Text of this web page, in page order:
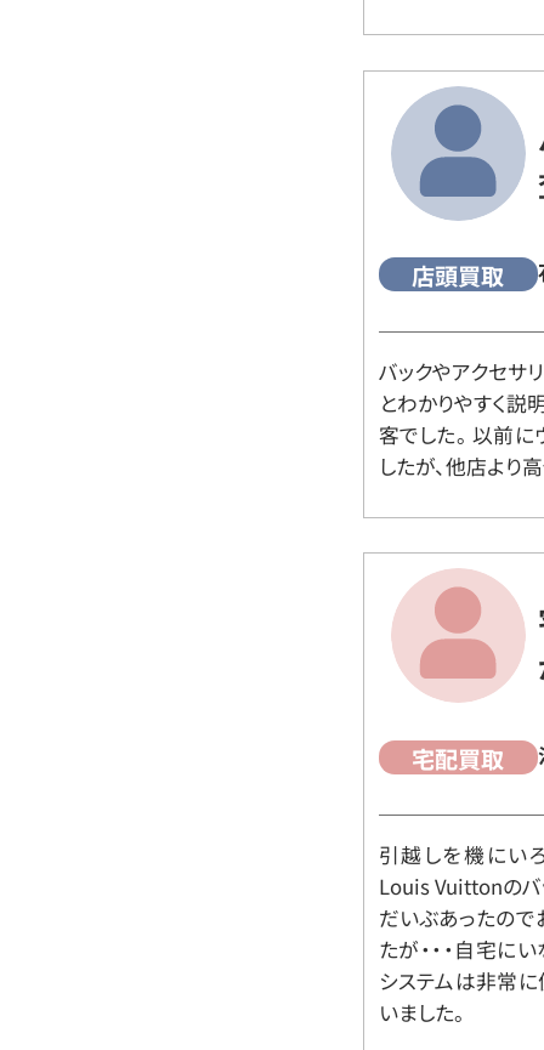
店頭買取
バックやアクセサ
とわかりやすく説
客でした。 以前
したが、他店より
宅配買取
引越しを機にい
Louis Vuittonのバ
だいぶあったので
たが・・・自宅に
システムは非常に
いました。